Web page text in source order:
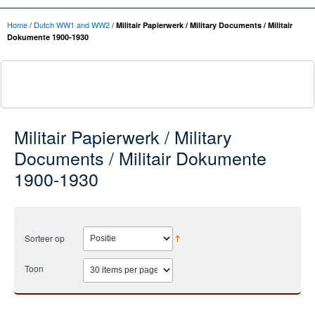
Home/ Dutch WW1 and WW2/ Militair Papierwerk / Military Documents / Militair
Dokumente 1900-1930
Militair Papierwerk / Military
Documents / Militair Dokumente
1900-1930
Sorteer op
Toon